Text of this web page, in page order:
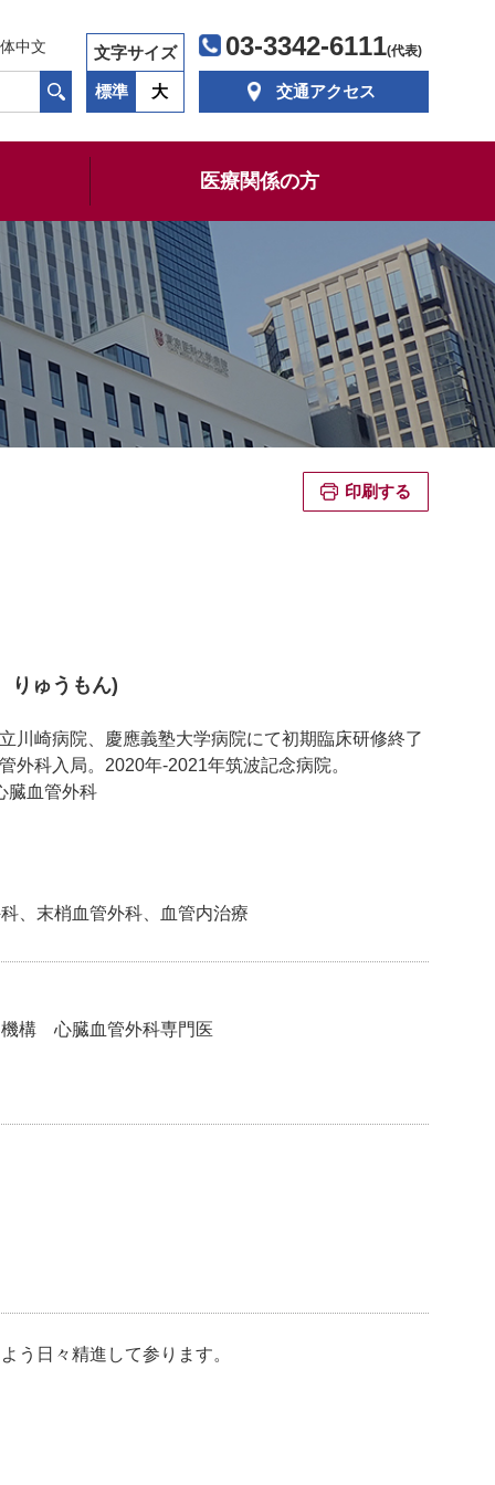
中文 文字サイズ
標準 大
03-3342-6111(代表)
交通アクセス
医療関係の方
印刷する
ゅうもん)
川崎病院、慶應義塾大学病院にて初期臨床研修終了
外科入局。2020年‐2021年筑波記念病院。
臓血管外科
、末梢血管外科、血管内治療
機構 心臓血管外科専門医
う日々精進して参ります。